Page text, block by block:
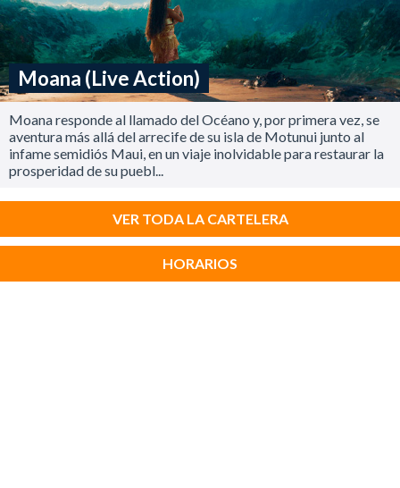
Moana (Live Action)
Moana responde al llamado del Océano y, por primera vez, se
aventura más allá del arrecife de su isla de Motunui junto al
infame semidiós Maui, en un viaje inolvidable para restaurar la
prosperidad de su puebl...
VER TODA LA CARTELERA
HORARIOS